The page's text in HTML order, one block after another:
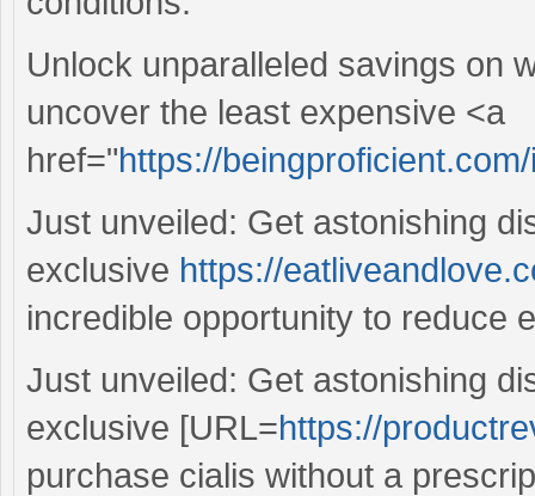
Unlock unparalleled savings on
uncover the least expensive <a
href="https://
Just unveiled: Get astonishing
exclusive https://
incredible opportunity to reduce
Just unveiled: Get astonishing
exclusive [URL=https://
purchase cialis without a